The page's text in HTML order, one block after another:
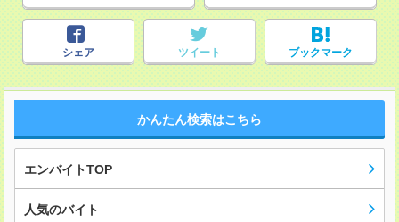
シェア ツイート ブックマーク
かんたん検索はこちら
エンバイトTOP
人気のバイト